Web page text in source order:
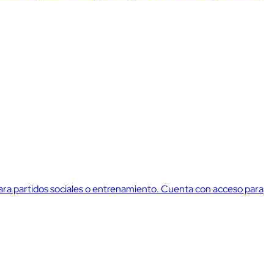
partidos sociales o entrenamiento. Cuenta con acceso para